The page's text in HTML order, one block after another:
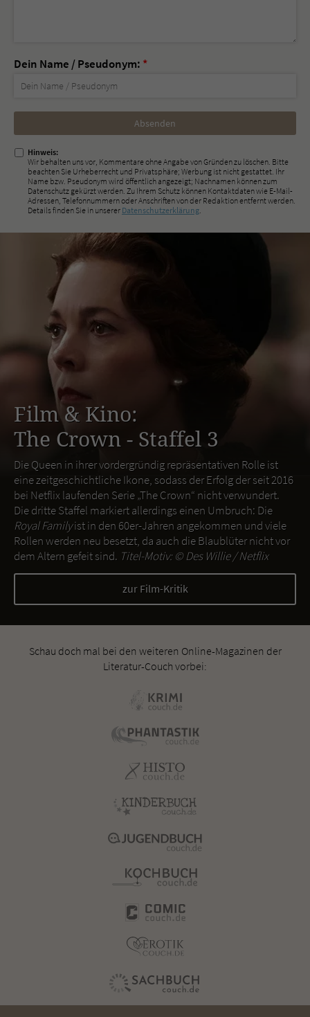
Dein Name / Pseudonym: *
Nicht
ausfüllen!
Hinweis:
Wir behalten uns vor, Kommentare ohne Angabe von Gründen zu löschen. Bitte
beachten Sie Urheberrecht und Privatsphäre; Werbung ist nicht gestattet. Ihr
Name bzw. Pseudonym wird öffentlich angezeigt; Nachnamen können zum
Datenschutz gekürzt werden. Zu Ihrem Schutz können Kontaktdaten wie E-Mail-
Adressen, Telefonnummern oder Anschriften von der Redaktion entfernt werden.
Details finden Sie in unserer Datenschutzerklärung
Film & Kino:
The Crown - Staffel 3
Die Queen in ihrer vordergründig repräsentativen Rolle ist
eine zeitgeschichtliche Ikone, sodass der Erfolg der seit 2016
bei Netflix laufenden Serie „The Crown“ nicht verwundert.
Die dritte Staffel markiert allerdings einen Umbruch: Die
Royal Familyist in den 60er-Jahren angekommen und viele
Rollen werden neu besetzt, da auch die Blaublüter nicht vor
dem Altern gefeit sind. Titel-Motiv: ©Des Willie / Netflix
zur Film-Kritik
Schau doch mal bei den weiteren Online-Magazinen der
Literatur-Couch vorbei: